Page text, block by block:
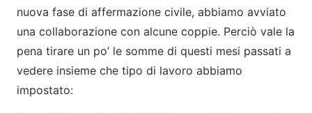
nuova fase di affermazione civile, abbiamo avviato
una collaborazione con alcune coppie. Perciò vale la
pena tirare un po’ le somme di questi mesi passati a
vedere insieme che tipo di lavoro abbiamo
impostato: